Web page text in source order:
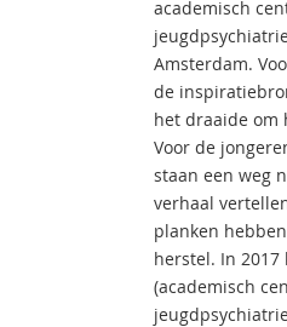
academisch
Amsterdam.
de
het draaide om
Voor de
staan een weg
verhaal
planken
herstel. In 2017
(academisch